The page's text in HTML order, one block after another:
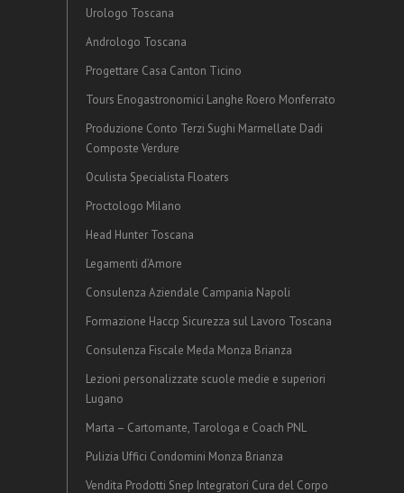
Urologo Toscana
Andrologo Toscana
Progettare Casa Canton Ticino
Tours Enogastronomici Langhe Roero Monferrato
Produzione Conto Terzi Sughi Marmellate Dadi
Composte Verdure
Oculista Specialista Floaters
Proctologo Milano
Head Hunter Toscana
Legamenti d’Amore
Consulenza Aziendale Campania Napoli
Formazione Haccp Sicurezza sul Lavoro Toscana
Consulenza Fiscale Meda Monza Brianza
Lezioni personalizzate scuole medie e superiori
Lugano
Marta – Cartomante, Tarologa e Coach PNL
Pulizia Uffici Condomini Monza Brianza
Vendita Prodotti Snep Integratori Cura del Corpo